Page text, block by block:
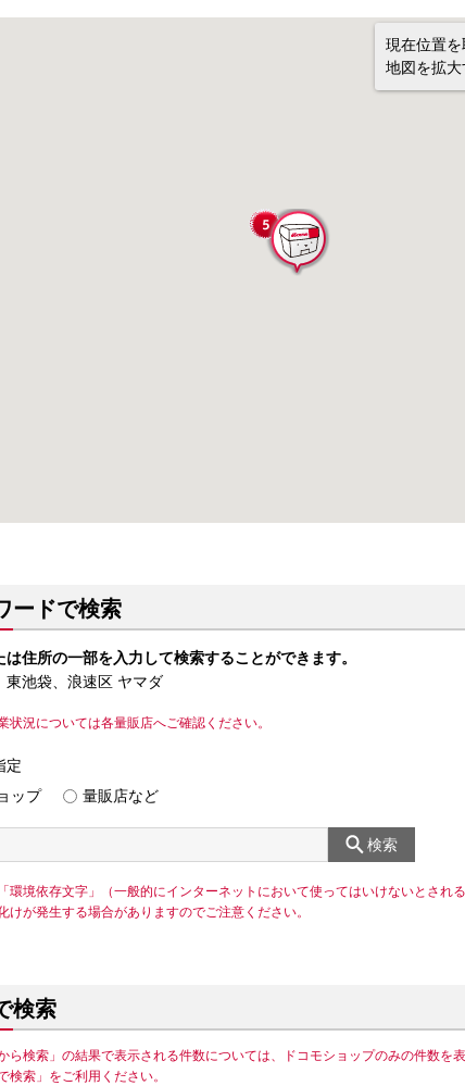
現在位置を
地図を拡大
ードで検索
は住所の一部を入力して検索することができます。
池袋、浪速区 ヤマダ
状況については各量販店へご確認ください。
定
ップ
量販店など
検索
環境依存文字」（一般的にインターネットにおいて使ってはいけないとされ
けが発生する場合がありますのでご注意ください。
検索
から検索」の結果で表示される件数については、ドコモショップのみの件数を
検索」をご利用ください。